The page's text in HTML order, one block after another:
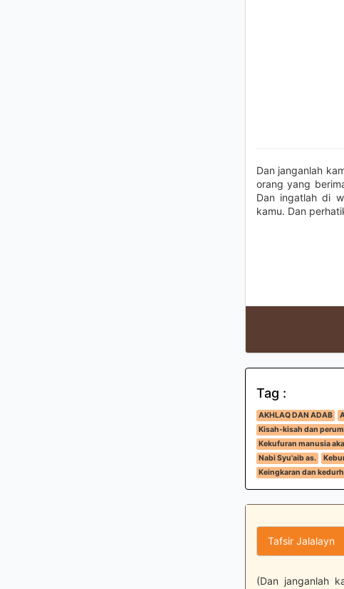
Dan janganlah
orang yang
Dan ingatlah di
kamu. Dan
Tag :
AKHLAQ DAN ADAB
Kisah-kisah dan
Kekufuran manusia
Nabi Syu'aib as.
Keingkaran dan
Tafsir Jalalayn
(Dan janganlah